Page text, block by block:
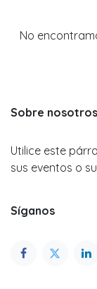
No
Sobre nosotros
Utilice este
sus eventos o
Síganos